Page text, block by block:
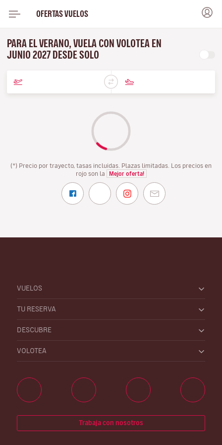
OFERTAS VUELOS
PARA EL VERANO, VUELA CON VOLOTEA EN
JUNIO 2027 DESDE SOLO
(*) Precio por trayecto, tasas incluidas. Plazas limitadas. Los precios en
rojo son la
Mejor oferta!
VUELOS
TU RESERVA
DESCUBRE
VOLOTEA
Trabaja con nosotros